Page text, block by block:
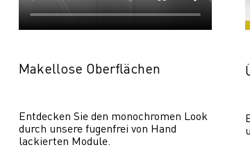
Makellose Oberflächen
Entdecken Sie den monochromen Look
durch unsere fugenfrei von Hand
lackierten Module.